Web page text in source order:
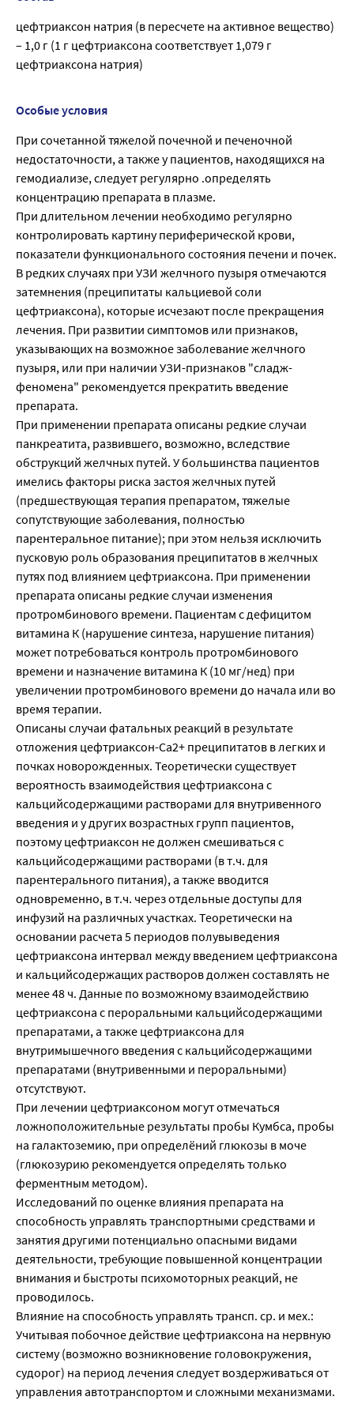
цефтриаксон натрия (в пересчете на активное вещество)
– 1,0 г (1 г цефтриаксона соответствует 1,079 г
цефтриаксона натрия)
Особые условия
При сочетанной тяжелой почечной и печеночной
недостаточности, а также у пациентов, находящихся на
гемодиализе, следует регулярно .определять
концентрацию препарата в плазме.
При длительном лечении необходимо регулярно
контролировать картину периферической крови,
показатели функционального состояния печени и почек.
В редких случаях при УЗИ желчного пузыря отмечаются
затемнения (преципитаты кальциевой соли
цефтриаксона), которые исчезают после прекращения
лечения. При развитии симптомов или признаков,
указывающих на возможное заболевание желчного
пузыря, или при наличии УЗИ-признаков "сладж-
феномена" рекомендуется прекратить введение
препарата.
При применении препарата описаны редкие случаи
панкреатита, развившего, возможно, вследствие
обструкций желчных путей. У большинства пациентов
имелись факторы риска застоя желчных путей
(предшествующая терапия препаратом, тяжелые
сопутствующие заболевания, полностью
парентеральное питание); при этом нельзя исключить
пусковую роль образования преципитатов в желчных
путях под влиянием цефтриаксона. При применении
препарата описаны редкие случаи изменения
протромбинового времени. Пациентам с дефицитом
витамина К (нарушение синтеза, нарушение питания)
может потребоваться контроль протромбинового
времени и назначение витамина К (10 мг/нед) при
увеличении протромбинового времени до начала или во
время терапии.
Описаны случаи фатальных реакций в результате
отложения цефтриаксон-Са2+ преципитатов в легких и
почках новорожденных. Теоретически существует
вероятность взаимодействия цефтриаксона с
кальцийсодержащими растворами для внутривенного
введения и у других возрастных групп пациентов,
поэтому цефтриаксон не должен смешиваться с
кальцийсодержащими растворами (в т.ч. для
парентерального питания), а также вводится
одновременно, в т.ч. через отдельные доступы для
инфузий на различных участках. Теоретически на
основании расчета 5 периодов полувыведения
цефтриаксона интервал между введением цефтриаксона
и кальцийсодержащих растворов должен составлять не
менее 48 ч. Данные по возможному взаимодействию
цефтриаксона с пероральными кальцийсодержащими
препаратами, а также цефтриаксона для
внутримышечного введения с кальцийсодержащими
препаратами (внутривенными и пероральными)
отсутствуют.
При лечении цефтриаксоном могут отмечаться
ложноположительные результаты пробы Кумбса, пробы
на галактоземию, при определёний глюкозы в моче
(глюкозурию рекомендуется определять только
ферментным методом).
Исследований по оценке влияния препарата на
способность управлять транспортными средствами и
занятия другими потенциально опасными видами
деятельности, требующие повышенной концентрации
внимания и быстроты психомоторных реакций, не
проводилось.
Влияние на способность управлять трансп. ср. и мех.:
Учитывая побочное действие цефтриаксона на нервную
систему (возможно возникновение головокружения,
судорог) на период лечения следует воздерживаться от
управления автотранспортом и сложными механизмами.